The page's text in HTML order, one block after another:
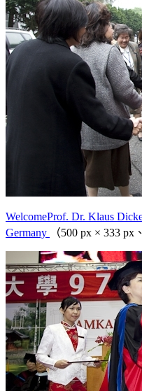
WelcomeProf. Dr. Klaus
Germany
（500 px × 333 px